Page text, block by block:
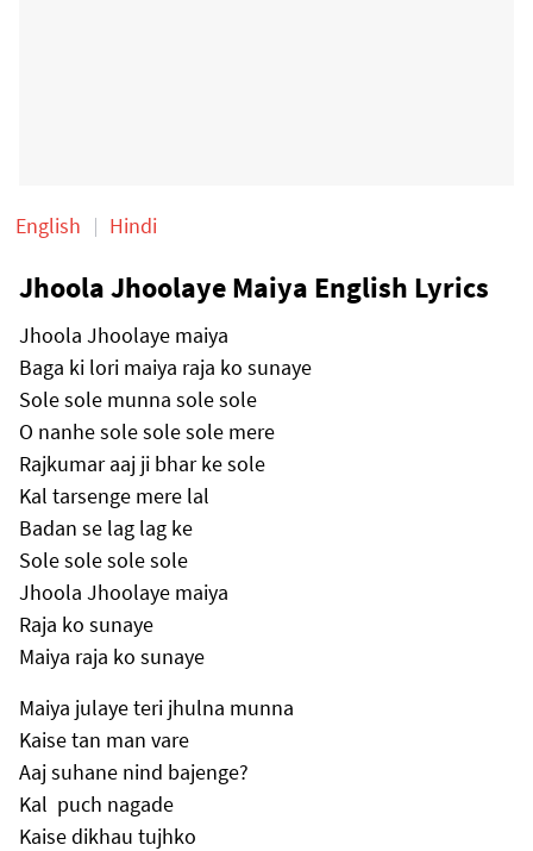
English Hindi
Jhoola Jhoolaye Maiya English Lyrics
Jhoola Jhoolaye maiya
Baga ki lori maiya raja ko sunaye
Sole sole munna sole sole
O nanhe sole sole sole mere
Rajkumar aaj ji bhar ke sole
Kal tarsenge mere lal
Badan se lag lag ke
Sole sole sole sole
Jhoola Jhoolaye maiya
Raja ko sunaye
Maiya raja ko sunaye
Maiya julaye teri jhulna munna
Kaise tan man vare
Aaj suhane nind bajenge?
Kal puch nagade
Kaise dikhau tujhko